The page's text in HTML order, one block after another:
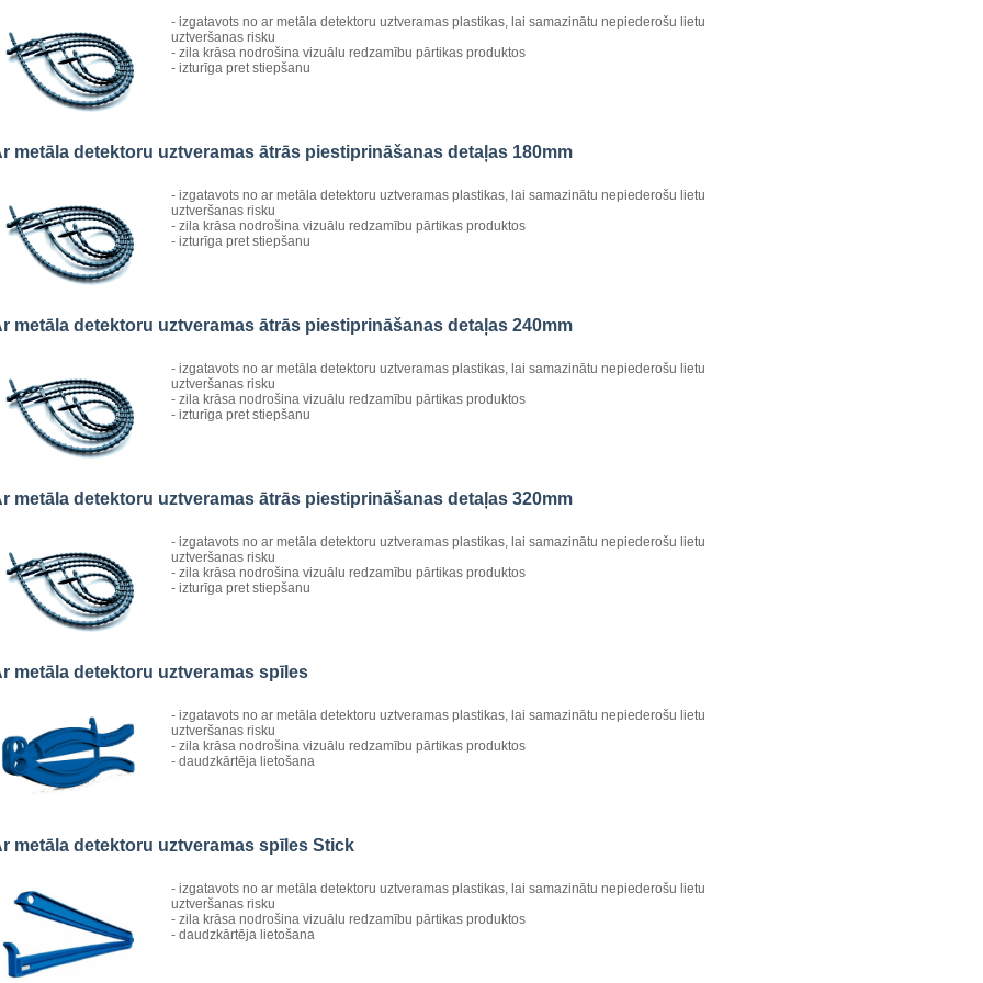
- izgatavots no ar metāla detektoru uztveramas plastikas, lai samazinātu nepiederošu lietu
uztveršanas risku
- zila krāsa nodrošina vizuālu redzamību pārtikas produktos
- izturīga pret stiepšanu
metāla detektoru uztveramas ātrās piestiprināšanas detaļas 180mm
- izgatavots no ar metāla detektoru uztveramas plastikas, lai samazinātu nepiederošu lietu
uztveršanas risku
- zila krāsa nodrošina vizuālu redzamību pārtikas produktos
- izturīga pret stiepšanu
metāla detektoru uztveramas ātrās piestiprināšanas detaļas 240mm
- izgatavots no ar metāla detektoru uztveramas plastikas, lai samazinātu nepiederošu lietu
uztveršanas risku
- zila krāsa nodrošina vizuālu redzamību pārtikas produktos
- izturīga pret stiepšanu
metāla detektoru uztveramas ātrās piestiprināšanas detaļas 320mm
- izgatavots no ar metāla detektoru uztveramas plastikas, lai samazinātu nepiederošu lietu
uztveršanas risku
- zila krāsa nodrošina vizuālu redzamību pārtikas produktos
- izturīga pret stiepšanu
metāla detektoru uztveramas spīles
- izgatavots no ar metāla detektoru uztveramas plastikas, lai samazinātu nepiederošu lietu
uztveršanas risku
- zila krāsa nodrošina vizuālu redzamību pārtikas produktos
- daudzkārtēja lietošana
metāla detektoru uztveramas spīles Stick
- izgatavots no ar metāla detektoru uztveramas plastikas, lai samazinātu nepiederošu lietu
uztveršanas risku
- zila krāsa nodrošina vizuālu redzamību pārtikas produktos
- daudzkārtēja lietošana